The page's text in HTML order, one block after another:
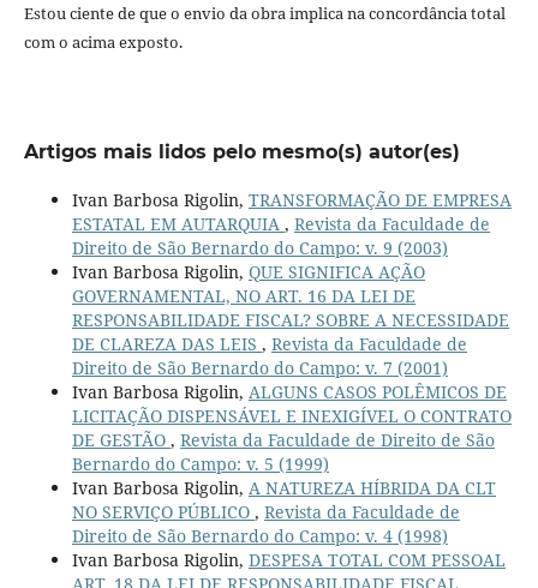
Estou ciente de que o envio da obra implica na concordância total
com o acima exposto.
Artigos mais lidos pelo mesmo(s) autor(es)
Ivan Barbosa Rigolin, TRANSFORMAÇÃO DE EMPRESA
ESTATAL EM AUTARQUIA , Revista da Faculdade de
Direito de São Bernardo do Campo: v. 9 (2003)
Ivan Barbosa Rigolin, QUE SIGNIFICA AÇÃO
GOVERNAMENTAL, NO ART. 16 DA LEI DE
RESPONSABILIDADE FISCAL? SOBRE A NECESSIDADE
DE CLAREZA DAS LEIS , Revista da Faculdade de
Direito de São Bernardo do Campo: v. 7 (2001)
Ivan Barbosa Rigolin, ALGUNS CASOS POLÊMICOS DE
LICITAÇÃO DISPENSÁVEL E INEXIGÍVEL O CONTRATO
DE GESTÃO , Revista da Faculdade de Direito de São
Bernardo do Campo: v. 5 (1999)
Ivan Barbosa Rigolin, A NATUREZA HÍBRIDA DA CLT
NO SERVIÇO PÚBLICO , Revista da Faculdade de
Direito de São Bernardo do Campo: v. 4 (1998)
Ivan Barbosa Rigolin, DESPESA TOTAL COM PESSOAL